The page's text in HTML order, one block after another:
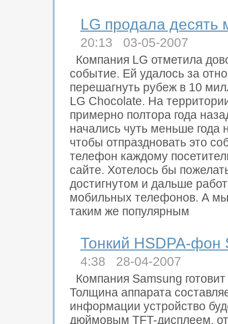
LG продала
20:13 03-05-2007
Компания LG отметила
событие. Ей удалось за
перешагнуть рубеж в 10
LG Chocolate. На
примерно полтора года
начались чуть меньше года
чтобы отпраздновать это
телефон каждому
сайте. Хотелось бы
достигнутом и дальше
мобильных телефонов. А
таким же популярным
Тонкий HSDPA-фон
4:38 28-04-2007
Компания Samsung
Толщина аппарата
информации устройство
дюймовым TFT-дисплеем,